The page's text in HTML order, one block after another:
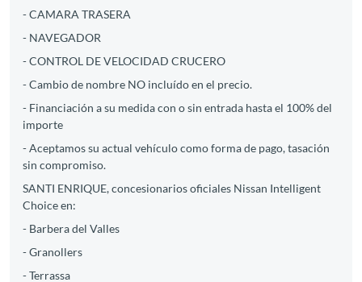
- CAMARA TRASERA
- NAVEGADOR
- CONTROL DE VELOCIDAD CRUCERO
- Cambio de nombre NO incluído en el precio.
- Financiación a su medida con o sin entrada hasta el 100% del
importe
- Aceptamos su actual vehículo como forma de pago, tasación
sin compromiso.
SANTI ENRIQUE, concesionarios oficiales Nissan Intelligent
Choice en:
- Barbera del Valles
- Granollers
- Terrassa